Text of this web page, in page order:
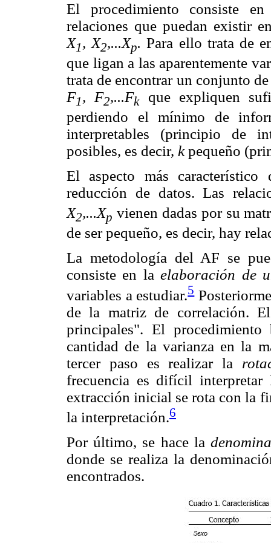
El procedimiento consiste
relaciones que puedan existir
X1, X2,...Xp. Para ello trata de
que ligan a las aparentemente
trata de encontrar un conjunto
F1, F2,...Fkque expliquen
perdiendo el mínimo de
interpretables (principio de
posibles, es decir, kpequeño
El aspecto más
reducción de datos. Las
X2,...Xp vienen dadas por su
de ser pequeño, es decir, hay
La metodología del AF se
consiste en laelaboración de
variables a estudiar.5
de la matriz de correlación.
principales". El
cantidad de la varianza en la
tercer paso es realizar la
frecuencia es difícil
extracción inicial se rota con la
la interpretación.6
Por último, se hace la
donde se realiza la
encontrados.